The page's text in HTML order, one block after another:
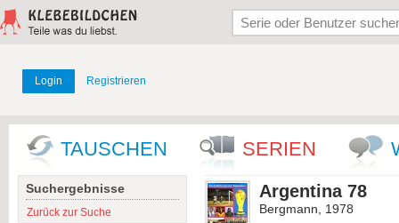
Login Registrieren
TAUSCHEN SERIEN
Suchergebnisse
Zurück zur Suche
Argentina 78
Bergmann, 1978